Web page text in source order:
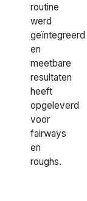
routine
werd
geïntegreerd
en
meetbare
resultaten
heeft
opgeleverd
voor
fairways
en
roughs.